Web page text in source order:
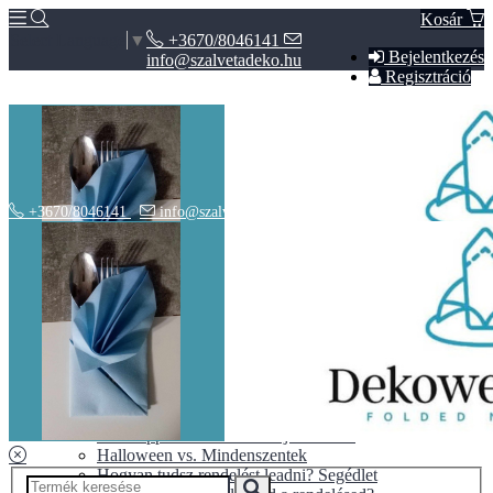
Kosár
Bejelentkezés
Regisztráció
▼
+3670/8046141
info@szalvetadeko.hu
Hírek
ÁSZF
Adatvédelem
BLOG
Halloween vs. Mindenszentek
Hogyan tudsz rendelést leadni? Segédlet
+3670/8046141 info@szalvetadeko.hu